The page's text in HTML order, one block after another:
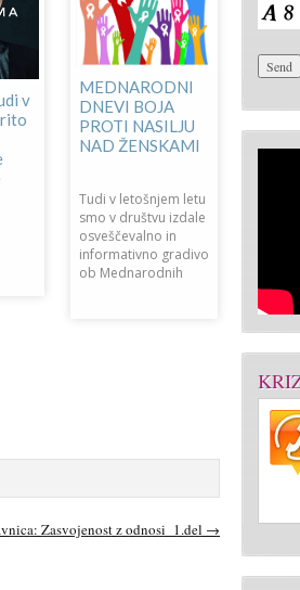
v
MEDNARODNI
DNEVI BOJA
PROTI NASILJU
NAD ŽENSKAMI
Tudi v letošnjem letu
smo v društvu izdale
osveščevalno in
informativno gradivo
ob Mednarodnih
Zasvojenost z odnosi_1.del →